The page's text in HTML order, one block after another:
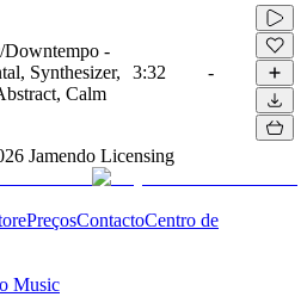
Downtempo -
Synthesizer,
Calm
3:32 -
Jamendo Licensing
PreçosContactoCentro de
Music